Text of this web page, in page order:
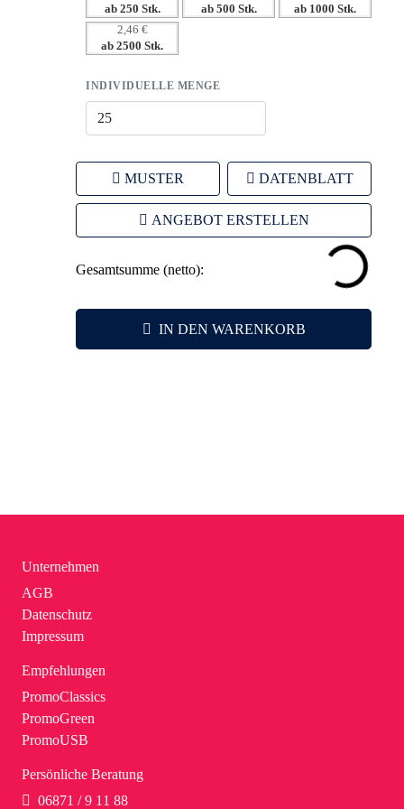
– Vielfältige Branding-Möglichkeiten für individualisierte
– Leicht und platzsparend für einfache Verteilung und
ab 250 Stk. ab 500 Stk. ab 1000 Stk.
2,46 €
ab 2500 Stk.
INDIVIDUELLE MENGE
MUSTER DATENBLATT
ANGEBOT ERSTELLEN
Gesamtsumme (netto):
IN DEN WARENKORB
Unternehmen
AGB
Datenschutz
Impressum
Empfehlungen
PromoClassics
PromoGreen
PromoUSB
Persönliche Beratung
06871 / 9 11 88